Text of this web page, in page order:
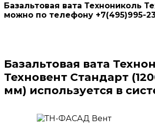
Базальтовая вата Технониколь
можно по телефону +7(495)995-
Базальтовая вата
Техновент Стандарт
мм) используется в